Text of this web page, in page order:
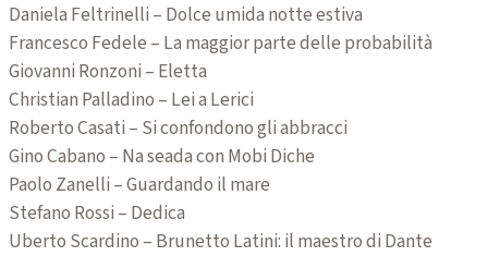
Daniela Feltrinelli – Dolce umida notte estiva
Francesco Fedele – La maggior parte delle probabilità
Giovanni Ronzoni – Eletta
Christian Palladino – Lei a Lerici
Roberto Casati – Si confondono gli abbracci
Gino Cabano – Na seada con Mobi Diche
Paolo Zanelli – Guardando il mare
Stefano Rossi – Dedica
Uberto Scardino – Brunetto Latini: il maestro di Dante